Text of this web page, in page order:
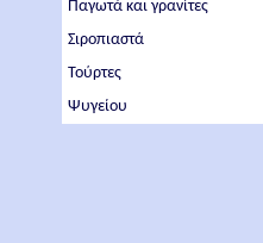
Παγωτά και γρανίτες
Σιροπιαστά
Τούρτες
Ψυγείου